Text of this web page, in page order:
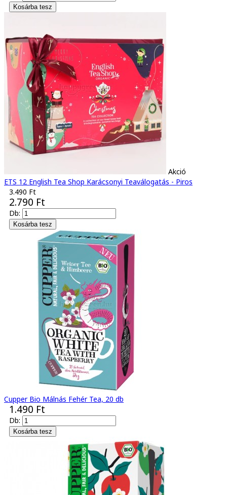
Akció
ETS 12 English Tea Shop Karácsonyi Teaválogatás - Piros
3.490 Ft
2.790 Ft
Db:
Cupper Bio Málnás Fehér Tea, 20 db
1.490 Ft
Db: